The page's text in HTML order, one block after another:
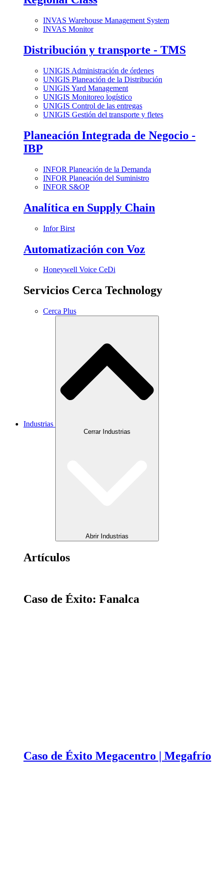
INVAS Warehouse Management System
INVAS Monitor
Distribución y transporte - TMS
UNIGIS Administración de órdenes
UNIGIS Planeación de la Distribución
UNIGIS Yard Management
UNIGIS Monitoreo logístico
UNIGIS Control de las entregas
UNIGIS Gestión del transporte y fletes
Planeación Integrada de Negocio -
IBP
INFOR Planeación de la Demanda
INFOR Planeación del Suministro
INFOR S&OP
Analítica en Supply Chain
Infor Birst
Automatización con Voz
Honeywell Voice CeDi
Servicios Cerca Technology
Cerca Plus
Industrias
Cerrar Industrias
Abrir Industrias
Artículos
Caso de Éxito: Fanalca
Caso de Éxito Megacentro | Megafrío